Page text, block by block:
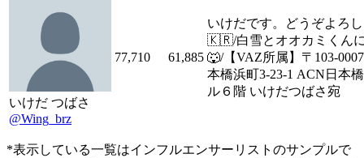
いけだ つばさ
@Wing_brz
77,710 61,885
いけだです。どうぞよろ
🇰🇷/白雪とオオカミくん
🐺/【VAZ所属】〒103-
本橋浜町3-23-1 ACN日本
ル６階 いけだつばさ宛
*表示している一覧はインフルエンサーリストのサンプルで